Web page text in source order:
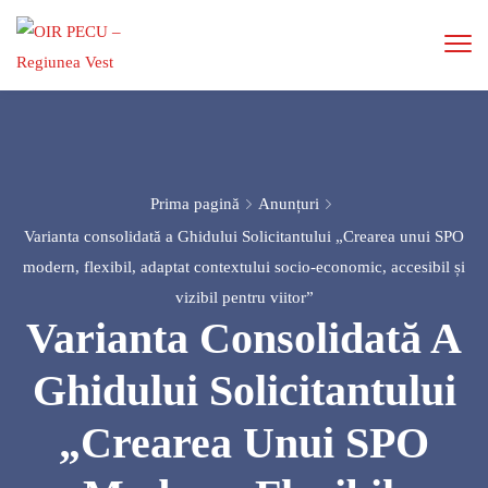
Prima pagină
Anunțuri
Varianta consolidată a Ghidului Solicitantului „Crearea unui SPO
modern, flexibil, adaptat contextului socio-economic, accesibil și
vizibil pentru viitor”
Varianta Consolidată A
Ghidului Solicitantului
„Crearea Unui SPO